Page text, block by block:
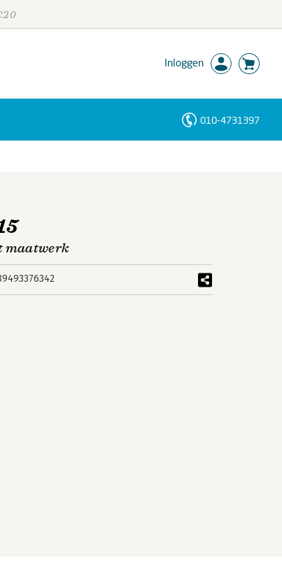
Inloggen
010-4731397
maatwerk